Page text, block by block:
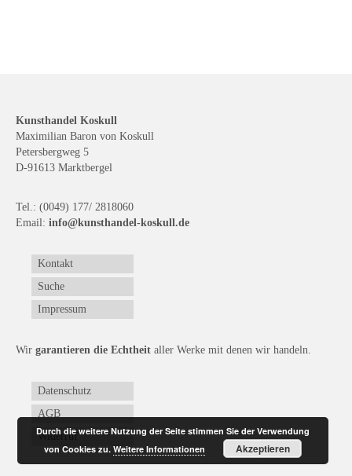
Kunsthandel Koskull
Maximilian Baron von Koskull
Petersbergweg 5
D-91613 Marktbergel
Tel.: (0049) 177/ 2818060
Email: info@kunsthandel-koskull.de
Kontakt
Suche
Impressum
Wir garantieren die Echtheit aller Werke mit denen wir handeln.
Datenschutz
AGB
Widerruf
Durch die weitere Nutzung der Seite stimmen Sie der Verwendung
von Cookies zu.Weitere Informationen Akzeptieren